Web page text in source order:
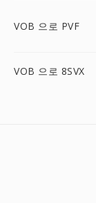
VOB 으로 PVF
VOB 으로 8SVX